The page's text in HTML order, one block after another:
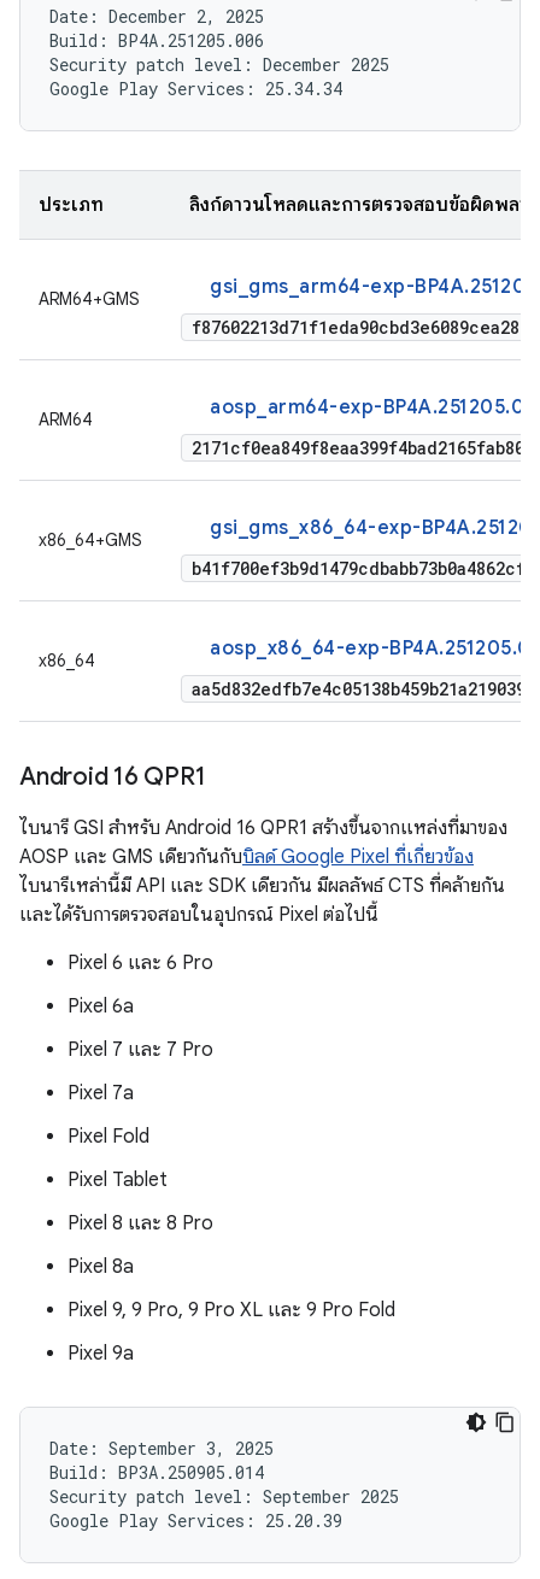
Date: December 2, 2025
Build: BP4A.251205.006
Security patch level: December 2025
ประเภท ลิงก์ดาวน์โหลดและการตรวจสอบข้อผิดพลา
ARM64+GMS gsi_gms_arm64-exp-
ARM64 aosp_arm64-exp-
x86_64+GMS gsi_gms_x86_64-exp-
x86_64 aosp_x86_64-exp-
Android 16 QPR1
ไบนารี GSI สำหรับ Android 16 QPR1 สร้างขึ้นจากแหล่งที่มาของ
AOSP และ GMS เดียวกันกับบิลด์ Google Pixel ที่เกี่ยวข้อง
ไบนารีเหล่านี้มี API และ SDK เดียวกัน มีผลลัพธ์ CTS ที่คล้ายกัน
และได้รับการตรวจสอบในอุปกรณ์ Pixel ต่อไปนี้
Pixel 6 และ 6 Pro
Pixel 6a
Pixel 7 และ 7 Pro
Pixel 7a
Pixel Fold
Pixel Tablet
Pixel 8 และ 8 Pro
Pixel 8a
Pixel 9, 9 Pro, 9 Pro XL และ 9 Pro Fold
Pixel 9a
Date: September 3, 2025
Build: BP3A.250905.014
Security patch level: September 2025